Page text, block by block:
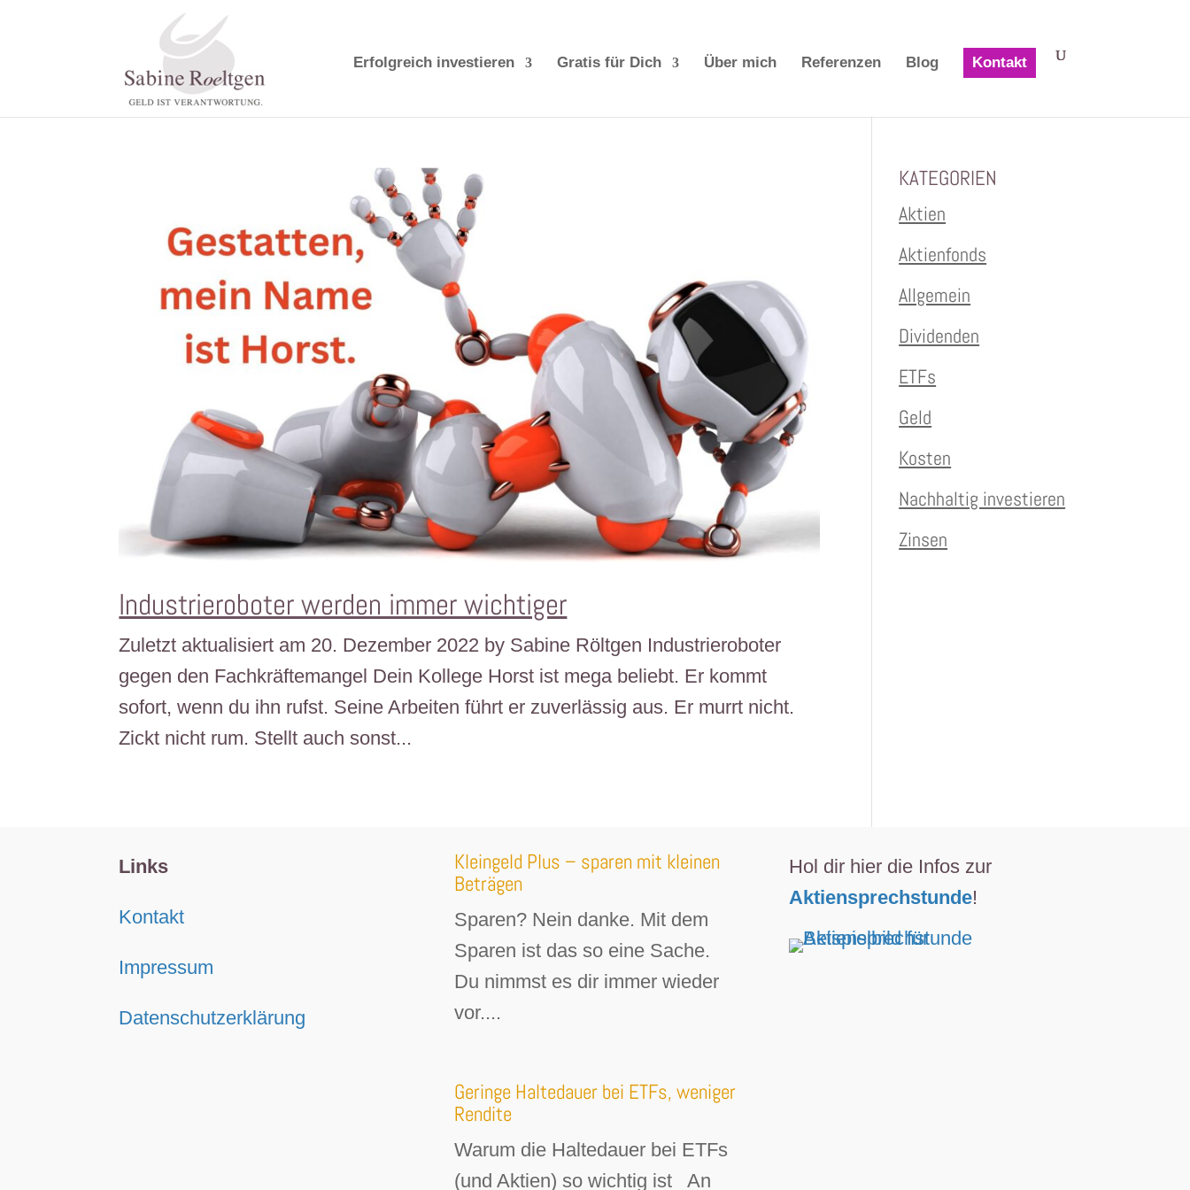
Erfolgreich investieren Gratis für Dich Über mich Referenzen Blog Kontakt
Industrieroboter werden immer wichtiger
Zuletzt aktualisiert am 20. Dezember 2022 by Sabine Röltgen Industrieroboter
gegen den Fachkräftemangel Dein Kollege Horst ist mega beliebt. Er kommt
sofort, wenn du ihn rufst. Seine Arbeiten führt er zuverlässig aus. Er murrt nicht.
Zickt nicht rum. Stellt auch sonst...
KATEGORIEN
Aktien
Aktienfonds
Allgemein
Dividenden
ETFs
Geld
Kosten
Nachhaltig investieren
Zinsen
Links
Kontakt
Impressum
Datenschutzerklärung
Kleingeld Plus – sparen mit kleinen
Beträgen
Sparen? Nein danke. Mit dem
Sparen ist das so eine Sache.
Du nimmst es dir immer wieder
vor....
Geringe Haltedauer bei ETFs, weniger
Rendite
Warum die Haltedauer bei ETFs
(und Aktien) so wichtig ist An
Hol dir hier die Infos zur
Aktiensprechstunde!